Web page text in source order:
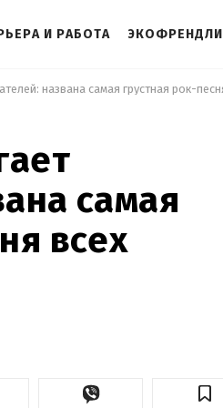
И РАБОТА ЭКОФРЕНДЛИ
самая
всех